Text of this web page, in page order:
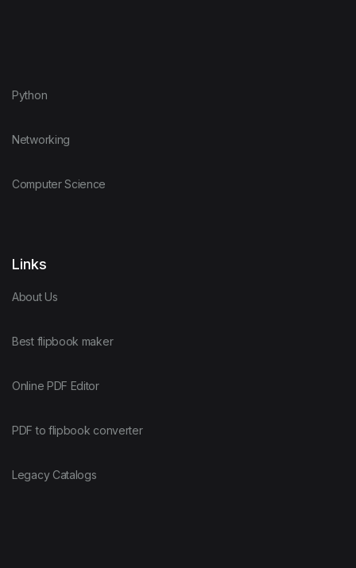
Python
Networking
Computer Science
Links
About Us
Best flipbook maker
Online PDF Editor
PDF to flipbook converter
Legacy Catalogs